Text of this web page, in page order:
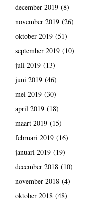
december 2019(8)
november 2019(26)
oktober 2019(51)
september 2019(10)
juli 2019(13)
juni 2019(46)
mei 2019(30)
april 2019(18)
maart 2019(15)
februari 2019(16)
januari 2019(19)
december 2018(10)
november 2018(4)
oktober 2018(48)